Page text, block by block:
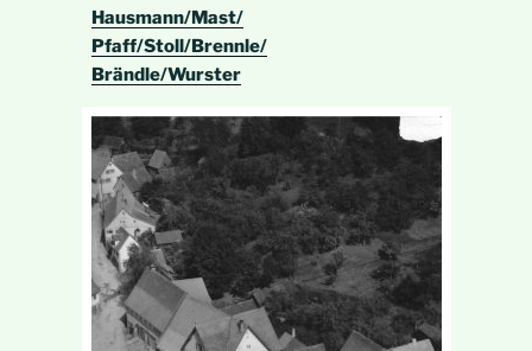
Hausmann/Mast/
Pfaff/Stoll/Brennle/
Brändle/Wurster